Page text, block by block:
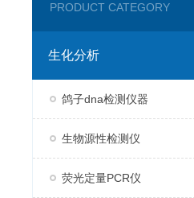
PRODUCT CATEGORY
生化分析
鸽子dna检测仪器
生物源性检测仪
荧光定量PCR仪